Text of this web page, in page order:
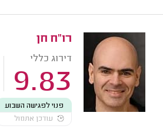
רו"ח חן
דירוג כללי
9.83
פנוי לפגישה השבוע
עודכן אתמול